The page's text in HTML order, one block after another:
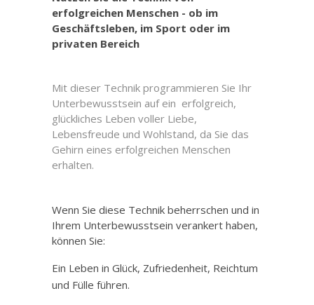
erfolgreichen Menschen - ob im
Geschäftsleben, im Sport oder im
privaten Bereich
Mit dieser Technik programmieren Sie Ihr
Unterbewusstsein auf ein erfolgreich,
glückliches Leben voller Liebe,
Lebensfreude und Wohlstand, da Sie das
Gehirn eines erfolgreichen Menschen
erhalten.
Wenn Sie diese Technik beherrschen und in
Ihrem Unterbewusstsein verankert haben,
können Sie:
Ein Leben in Glück, Zufriedenheit, Reichtum
und Fülle führen.